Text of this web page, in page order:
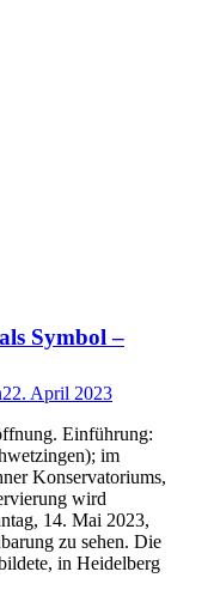
Symbol –
22. April 2023
Einführung:
im
Konservatoriums,
wird
14. Mai 2023,
zu sehen. Die
in Heidelberg